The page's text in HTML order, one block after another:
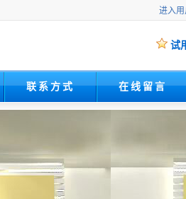
进入
试
联系方式 在线留言